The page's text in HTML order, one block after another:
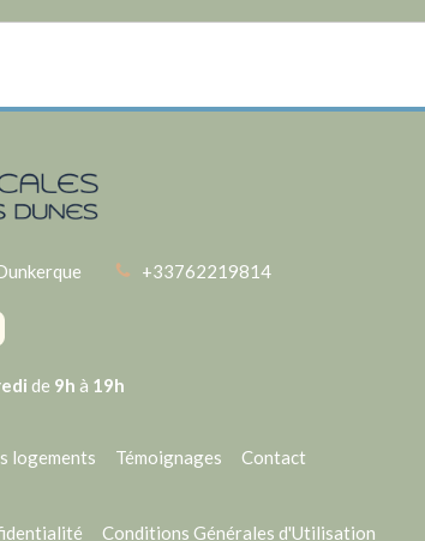
+33762219814
de 9h à 19h
logements Témoignages Contact
Conditions Générales d'Utilisation